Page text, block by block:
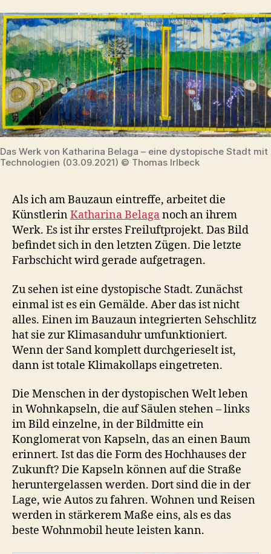
Das Werk von Katharina Belaga – eine dystopische Stadt
Technologien (03.09.2021) © Thomas Irlbeck
Als ich am Bauzaun eintreffe, arbeitet die
KünstlerinKatharina Belaganoch an ihrem
Werk. Es ist ihr erstes Freiluftprojekt. Das Bild
befindet sich in den letzten Zügen. Die letzte
Farbschicht wird gerade aufgetragen.
Zu sehen ist eine dystopische Stadt. Zunächst
einmal ist es ein Gemälde. Aber das ist nicht
alles. Einen im Bauzaun integrierten Sehschlitz
hat sie zur Klimasanduhr umfunktioniert.
Wenn der Sand komplett durchgerieselt ist,
dann ist totale Klimakollaps eingetreten.
Die Menschen in der dystopischen Welt leben
in Wohnkapseln, die auf Säulen stehen – links
im Bild einzelne, in der Bildmitte ein
Konglomerat von Kapseln, das an einen Baum
erinnert. Ist das die Form des Hochhauses der
Zukunft? Die Kapseln können auf die Straße
heruntergelassen werden. Dort sind die in der
Lage, wie Autos zu fahren. Wohnen und Reisen
werden in stärkerem Maße eins, als es das
beste Wohnmobil heute leisten kann.